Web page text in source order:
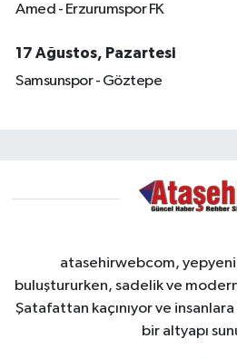
Amed - Erzurumspor FK
17 Ağustos, Pazartesi
Samsunspor - Göztepe
atasehirwebcom, yepyeni
buluştururken, sadelik ve
Şatafattan kaçınıyor ve
bir altyapı